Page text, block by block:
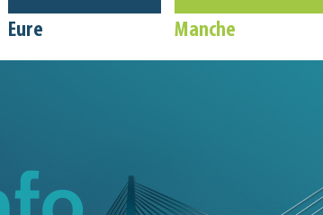
Eure Manche